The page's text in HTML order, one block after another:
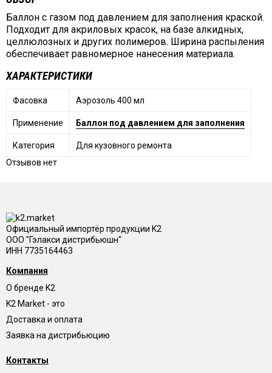
Баллон с газом под давлением для заполнения краской.
Подходит для акриловых красок, на базе алкидных,
целлюлозных и других полимеров. Ширина распыления
обеспечивает равномерное нанесения материала.
ХАРАКТЕРИСТИКИ
Фасовка Аэрозоль 400 мл
Применение Баллон под давлением для заполнения
Категория
Для кузовного ремонта
Отзывов нет
Официальный импортёр продукции K2
ООО "Гэлакси дистрибьюшн"
ИНН 7735164463
Компания
О бренде K2
K2 Market - это
Доставка и оплата
Заявка на дистрибьюцию
Контакты